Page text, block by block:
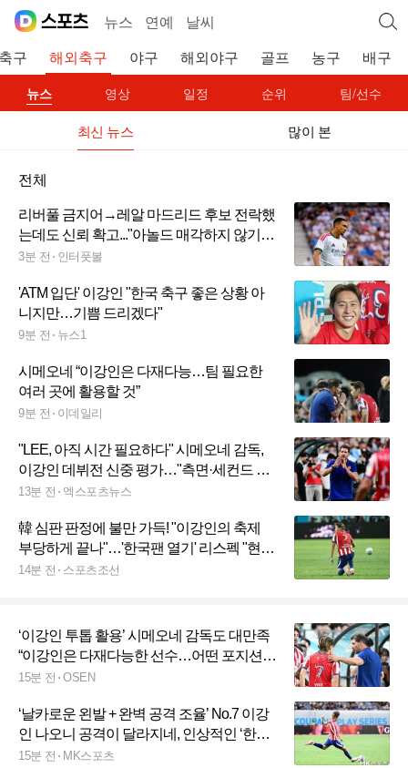
뉴스 연예 날씨
구 해외축구 야구 해외야구 골프 농구 배구
뉴스 영상 일정 순위 팀/선수
최신 뉴스 많이 본
전체
리버풀 금지어→레알 마드리드 후보 전락했
는데도 신뢰 확고..."아놀드 매각하지 않기로
결정"
3분 전 인터풋볼
'ATM 입단' 이강인 "한국 축구 좋은 상황 아
니지만…기쁨 드리겠다"
9분 전 뉴스1
시메오네 “이강인은 다재다능…팀 필요한
여러 곳에 활용할 것”
9분 전 이데일리
"LEE, 아직 시간 필요하다" 시메오네 감독,
이강인 데뷔전 신중 평가…"측면·세컨드 모
두 가능" 멀티 플레이어 기대감 드러냈다 [현
13분 전 엑스포츠뉴스
韓 심판 판정에 불만 가득! "이강인의 축제
부당하게 끝나"…'한국팬 열기' 리스펙 "현장
안 오면 설명 힘들어"
14분 전 스포츠조선
‘이강인 투톱 활용’ 시메오네 감독도 대만족
“이강인은 다재다능한 선수…어떤 포지션이
든 OK” [현장 인터뷰]
15분 전 OSEN
‘날카로운 왼발 + 완벽 공격 조율’ No.7 이강
인 나오니 공격이 달라지네, 인상적인 ‘한국
데뷔전’…아틀레티코는 1-3 역전패 [MK상
15분 전 MK스포츠